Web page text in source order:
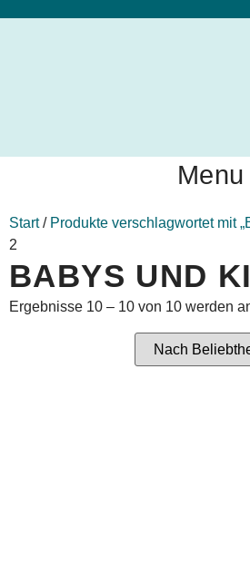
Menu
Start/ Produkte verschlagwortet mit
2
BABYS UND
Ergebnisse 10 – 10 von 10 werden